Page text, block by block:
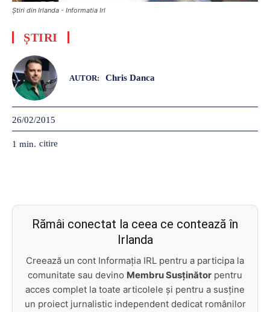
Știri din Irlanda - Informatia Irl
ȘTIRI
AUTOR: Chris Danca
26/02/2015
1 min. citire
Rămâi conectat la ceea ce contează în
Irlanda
Creează un cont Informația IRL pentru a participa la
comunitate sau devino Membru Susținător pentru
acces complet la toate articolele și pentru a susține
un proiect jurnalistic independent dedicat românilor